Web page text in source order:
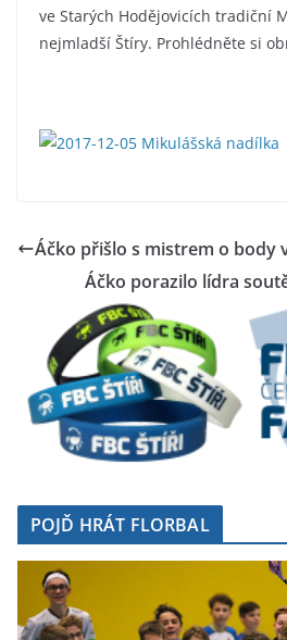
ve Starých Hodějovicích tradiční
nejmladší Štíry. Prohlédněte si
Áčko přišlo s mistrem o body
Áčko porazilo lídra
POJĎ HRÁT FLORBAL